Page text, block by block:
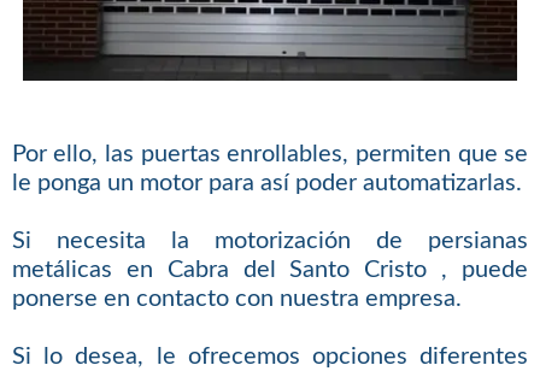
Por ello, las puertas enrollables, permiten que se
le ponga un motor para así poder automatizarlas.
Si necesita la motorización de persianas
metálicas en Cabra del Santo Cristo , puede
ponerse en contacto con nuestra empresa.
Si lo desea, le ofrecemos opciones diferentes